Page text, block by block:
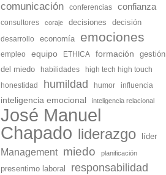
comunicación conferencias confianza
consultores coraje decisiones decisión
desarrollo economía emociones
empleo equipo ETHICA formación
gestión
del miedo
habilidades
high tech high touch
honestidad
humildad humor influencia
inteligencia emocional inteligencia relacional
José Manuel
Chapado liderazgo líder
Management miedo planificación
presentimo laboral responsabilidad